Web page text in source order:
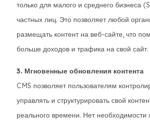
только для малого и среднего бизнеса
частных лиц. Это позволяет любой
размещать контент на веб-сайте, что
больше доходов и трафика на свой сайт.
3. Мгновенные обновления контента
CMS позволяет пользователям
управлять и структурировать свой
реального времени. Нет необходимости